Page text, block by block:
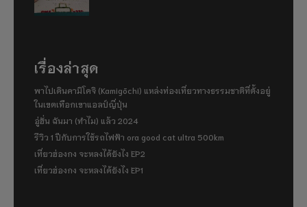
เรื่องล่าสุด
พาไปเดินคามิโคจิ (Kamigōchi) แหล่งท่องเที่ยวทางธรรมชาติที่ตั้งอยู่
ในเขตเทือกเขาแอลป์ญี่ปุ่น
อู่ฮั่น ฉันมา (ทำไม) แล้ว 2024
รีวิว 1 ปีกับการใช้รถไฟฟ้า ora good cat ultra 500km
เที่ยวฮ่องกง จะหลงได้ยังไง EP2
เที่ยวฮ่องกง จะหลงได้ยังไง EP1